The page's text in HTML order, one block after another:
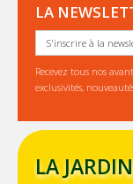
LA
S'inscrire à la
Recevez tous nos
exclusivités,
LA